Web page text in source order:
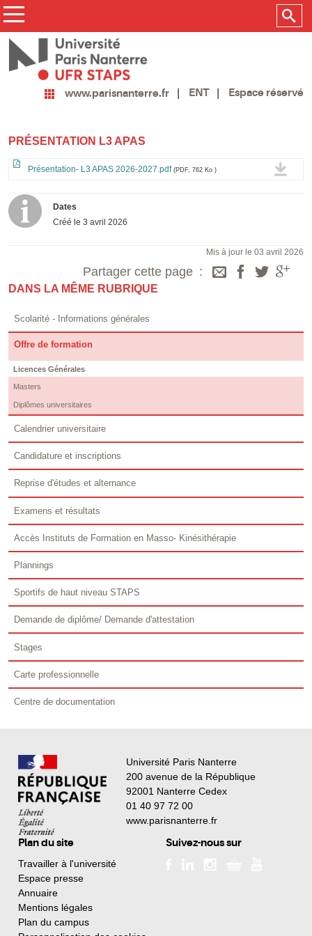
www.parisnanterre.fr ENT Espace réservé
PRÉSENTATION L3 APAS
Présentation- L3 APAS 2026-2027.pdf (PDF, 762 Ko )
Dates
Créé le 3 avril 2026
Mis à jour le 03 avril 2026
Partager cette page
DANS LA MÊME RUBRIQUE
Scolarité - Informations générales
Offre de formation
Licences Générales
Masters
Diplômes universitaires
Calendrier universitaire
Candidature et inscriptions
Reprise d'études et alternance
Examens et résultats
Accès Instituts de Formation en Masso- Kinésithérapie
Plannings
Sportifs de haut niveau STAPS
Demande de diplôme/ Demande d'attestation
Stages
Carte professionnelle
Centre de documentation
Université Paris Nanterre
200 avenue de la République
92001 Nanterre Cedex
01 40 97 72 00
www.parisnanterre.fr
Plan du site
Travailler à l'université
Espace presse
Annuaire
Mentions légales
Plan du campus
Suivez-nous sur